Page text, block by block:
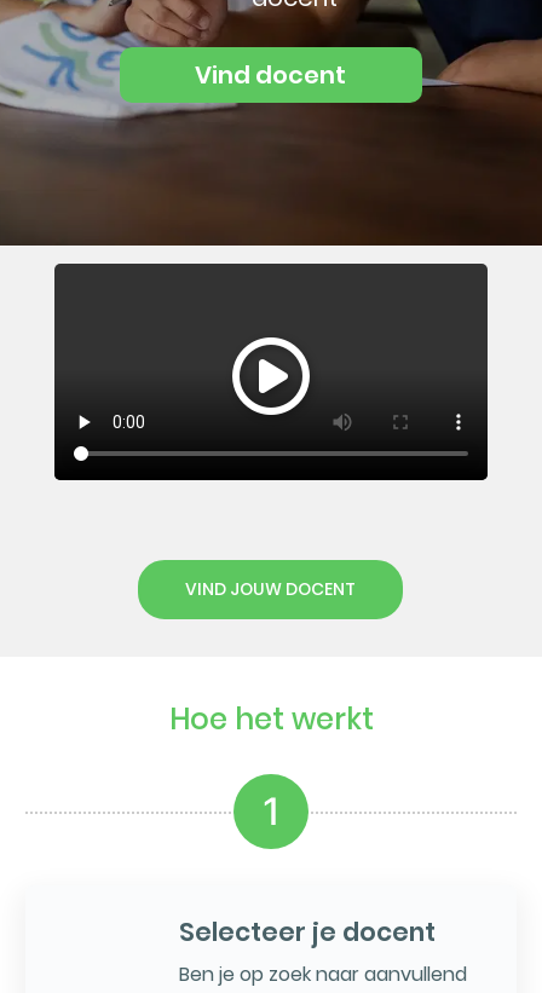
Vind docent
VIND JOUW DOCENT
Hoe het werkt
1
Selecteer je docent
Ben je op zoek naar aanvullend